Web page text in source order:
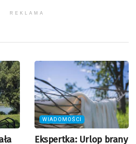
REKLAMA
WIADOMOŚCI
Ekspertka: Urlop brany